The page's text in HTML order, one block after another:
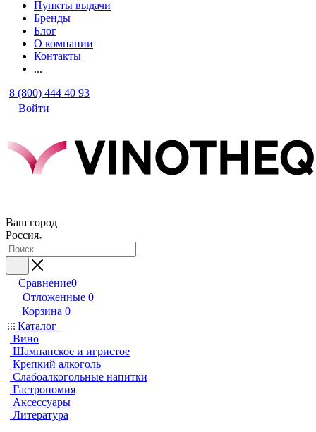
Пункты выдачи
Бренды
Блог
О компании
Контакты
...
8 (800) 444 40 93
Войти
Ваш город
Россия
Сравнение0
Отложенные 0
Корзина 0
Каталог
Вино
Шампанское и игристое
Крепкий алкоголь
Слабоалкогольные напитки
Гастрономия
Аксессуары
Литература